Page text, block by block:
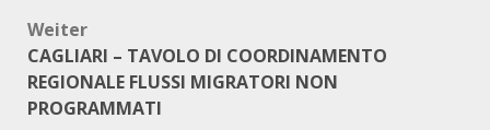
Weiter
CAGLIARI – TAVOLO DI COORDINAMENTO
REGIONALE FLUSSI MIGRATORI NON
PROGRAMMATI